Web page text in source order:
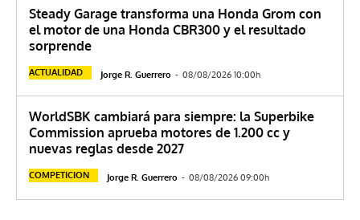
Steady Garage transforma una Honda Grom con
el motor de una Honda CBR300 y el resultado
sorprende
ACTUALIDAD Jorge R. Guerrero - 08/08/2026 10:00h
WorldSBK cambiará para siempre: la Superbike
Commission aprueba motores de 1.200 cc y
nuevas reglas desde 2027
COMPETICION Jorge R. Guerrero - 08/08/2026 09:00h